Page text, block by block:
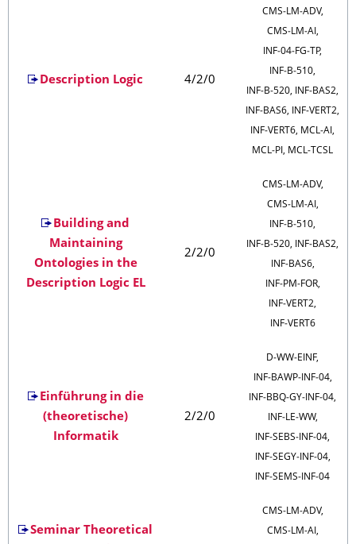
Description Logic 4/2/0
CMS‑LM‑ADV,
CMS‑LM‑AI,
INF‑04‑FG‑TP,
INF‑B‑510,
INF‑B‑520, INF‑BAS2,
INF‑BAS6, INF‑VERT2,
INF‑VERT6, MCL‑AI,
MCL‑PI, MCL‑TCSL
Building and
Maintaining
Ontologies in the
Description Logic EL
2/2/0
CMS‑LM‑ADV,
CMS‑LM‑AI,
INF‑B‑510,
INF‑B‑520, INF‑BAS2,
INF‑BAS6,
INF‑PM‑FOR,
INF‑VERT2,
INF‑VERT6
Einführung in die
(theoretische)
Informatik
2/2/0
D‑WW‑EINF,
INF‑BAWP‑INF‑04,
INF‑BBQ‑GY‑INF‑04,
INF‑LE‑WW,
INF‑SEBS‑INF‑04,
INF‑SEGY‑INF‑04,
INF‑SEMS‑INF‑04
Seminar Theoretical
CMS‑LM‑ADV,
CMS‑LM‑AI,